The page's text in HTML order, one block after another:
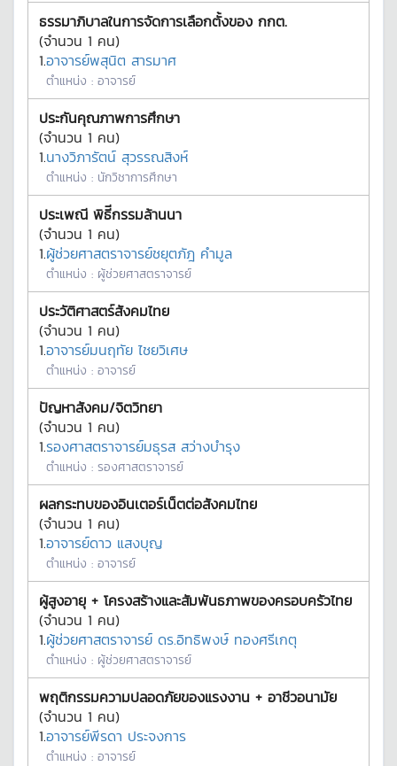
ธรรมาภิบาลในการจัดการเลือกตั้งของ กกต.
(จำนวน 1 คน)
1.อาจารย์พสุนิต สารมาศ
ตำแหน่ง : อาจารย์
ประกันคุณภาพการศึกษา
(จำนวน 1 คน)
1.นางวิภารัตน์ สุวรรณสิงห์
ตำแหน่ง : นักวิชาการศึกษา
ประเพณี พิธีีกรรมล้านนา
(จำนวน 1 คน)
1.ผู้ช่วยศาสตราจารย์ชยุตภัฎ คำมูล
ตำแหน่ง : ผู้ช่วยศาสตราจารย์
ประวัติศาสตร์สังคมไทย
(จำนวน 1 คน)
1.อาจารย์มนฤทัย ไชยวิเศษ
ตำแหน่ง : อาจารย์
ปัญหาสังคม/จิตวิทยา
(จำนวน 1 คน)
1.รองศาสตราจารย์มธุรส สว่างบำรุง
ตำแหน่ง : รองศาสตราจารย์
ผลกระทบของอินเตอร์เน็ตต่อสังคมไทย
(จำนวน 1 คน)
1.อาจารย์ดาว แสงบุญ
ตำแหน่ง : อาจารย์
ผู้สูงอายุ + โครงสร้างและสัมพันธภาพของครอบครัวไทย
(จำนวน 1 คน)
1.ผู้ช่วยศาสตราจารย์ ดร.อิทธิพงษ์ ทองศรีเกตุ
ตำแหน่ง : ผู้ช่วยศาสตราจารย์
พฤติกรรมความปลอดภัยของแรงงาน + อาชีวอนามัย
(จำนวน 1 คน)
1.อาจารย์พีรดา ประจงการ
ตำแหน่ง : อาจารย์